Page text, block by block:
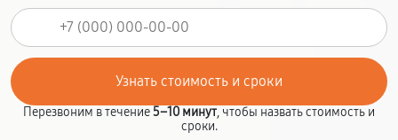
Перезвоним в течение5–10 минут, чтобы назвать стоимость и
сроки.